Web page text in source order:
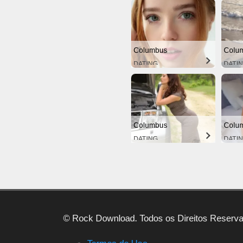
Columbus
DATING
Columbus
DATING
© Rock Download. Todos os Direitos